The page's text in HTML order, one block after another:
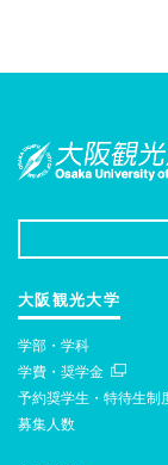
大阪観光大学
学部・学科
学費・奨学金
予約奨学生・特待生制
募集人数